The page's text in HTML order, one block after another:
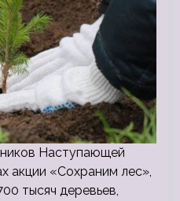
Наступающей
акции «Сохраним лес»,
тысяч деревьев,